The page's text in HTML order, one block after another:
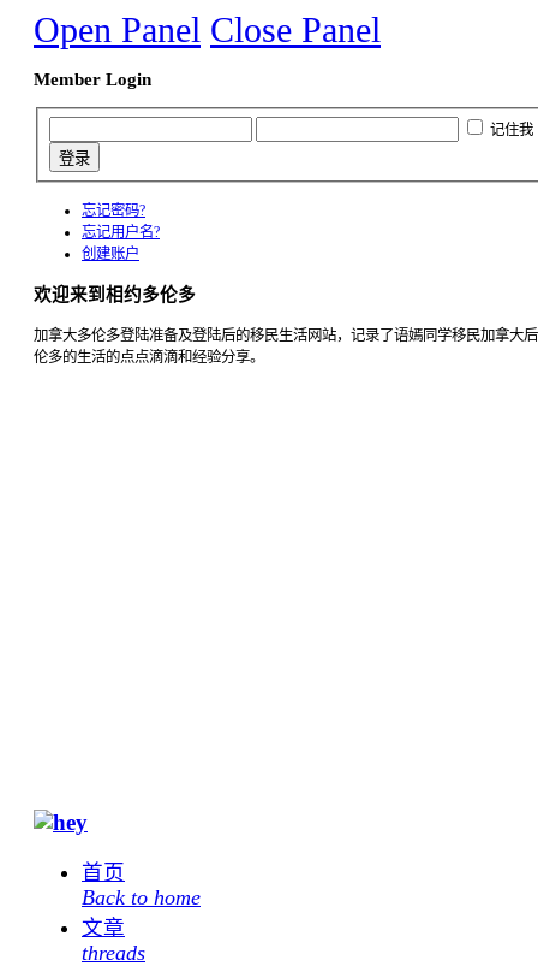
Open Panel Close Panel
Member Login
记住我
忘记密码?
忘记用户名?
创建账户
欢迎来到相约多伦多
加拿大多伦多登陆准备及登陆后的移民生活网站，记录了语嫣同学移民加拿大
伦多的生活的点点滴滴和经验分享。
首页
Back to home
文章
threads